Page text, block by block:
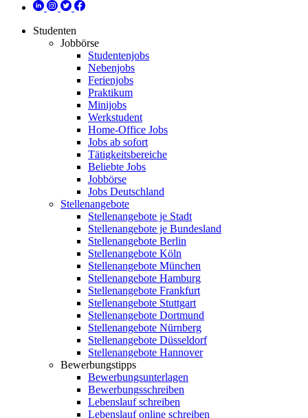
Studenten
Jobbörse
Studentenjobs
Nebenjobs
Ferienjobs
Praktikum
Minijobs
Werkstudent
Home-Office Jobs
Jobs ab sofort
Tätigkeitsbereiche
Beliebte Jobs
Jobbörse
Jobs Deutschland
Stellenangebote
Stellenangebote je Stadt
Stellenangebote je Bundesland
Stellenangebote Berlin
Stellenangebote Köln
Stellenangebote München
Stellenangebote Hamburg
Stellenangebote Frankfurt
Stellenangebote Stuttgart
Stellenangebote Dortmund
Stellenangebote Nürnberg
Stellenangebote Düsseldorf
Stellenangebote Hannover
Bewerbungstipps
Bewerbungsunterlagen
Bewerbungsschreiben
Lebenslauf schreiben
Lebenslauf online schreiben